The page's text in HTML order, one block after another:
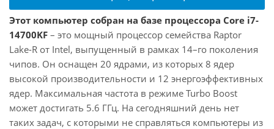
Этот компьютер собран на базе процессора Core i7-
14700KF – это мощный процессор семейства Raptor
Lake-R от Intel, выпущенный в рамках 14–го поколения
чипов. Он оснащен 20 ядрами, из которых 8 ядер
высокой производительности и 12 энергоэффективных
ядер. Максимальная частота в режиме Turbo Boost
может достигать 5.6 ГГц. На сегодняшний день нет
таких задач, с которыми не справляться компьютеры из